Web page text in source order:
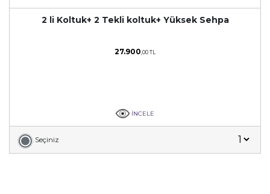
2 li Koltuk+ 2 Tekli koltuk+ Yüksek Sehpa
27.900 ,00 TL
İNCELE
Seçiniz